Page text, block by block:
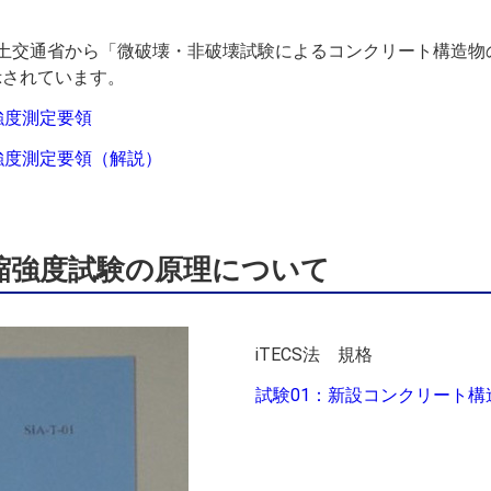
通省から「微破壊・非破壊試験によるコンクリート構造
れています。
測定要領
測定要領（解説）
度試験の原理について
iTECS法 規格
試験01 ：新設コンクリート